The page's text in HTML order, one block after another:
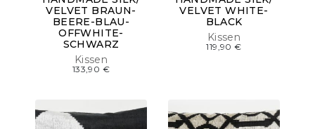
Kissen
VELVET BRAUN-
BEERE-BLAU-
OFFWHITE-
SCHWARZ
133,90 €
Kissen
VELVET WHITE-
BLACK
119,90€